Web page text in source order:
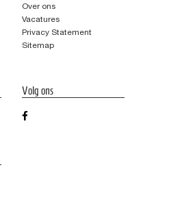
Over ons
Vacatures
Privacy Statement
Sitemap
Volg ons